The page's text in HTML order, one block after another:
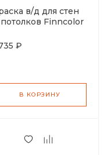
в/д для стен
Finncolor
база С 2,7л
₽
В КОРЗИНУ